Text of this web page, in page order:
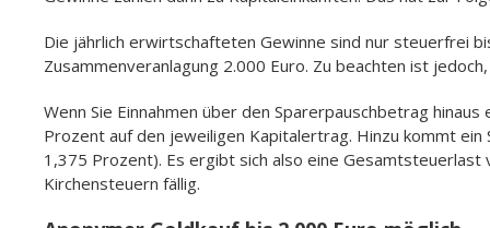
Physisches Gold
Gewinne sind private
Verkauf ist nach Haltedauer
Verkauf vor Ablauf der 12
Ab 1.000 Euro wird der